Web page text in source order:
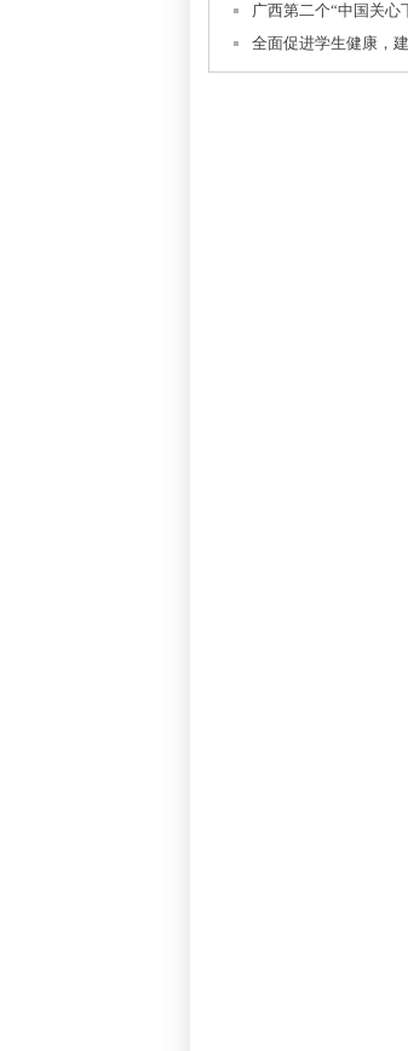
广西第二个“中国关心
全面促进学生健康，